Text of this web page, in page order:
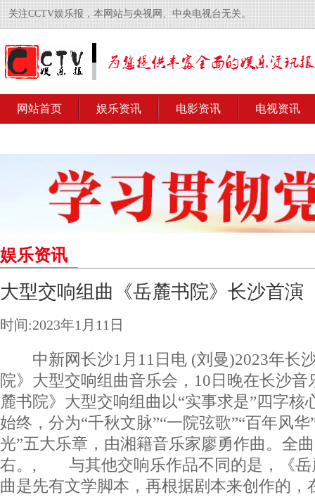
关注CCTV娱乐报，本网站与央视网、中央电视台无关。
网站首页 娱乐资讯 电影资讯 电视资讯
娱乐资讯
大型交响组曲《岳麓书院》长沙首演
时间:2023年1月11日
中新网长沙1月11日电 (刘曼)2023年长
院》大型交响组曲音乐会，10日晚在长
麓书院》大型交响组曲以“实事求是”四字核
始终，分为“千秋文脉”“一院弦歌”“百年风华
光”五大乐章，由湘籍音乐家廖勇作曲。全
右。, 与其他交响乐作品不同的是，《岳
曲是先有文学脚本，再根据剧本来创作的，